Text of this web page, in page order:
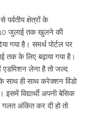
पर्वतीय क्षेत्रों के
10 जुलाई तक खुलने की
गया है। समर्थ पोर्टल पर
तक के लिए बढ़ाया गया है।
लेना है तो जल्द
ही साथ करेक्शन विंडो
विद्यार्थी अपनी बेसिक
अंकित कर दी हो तो